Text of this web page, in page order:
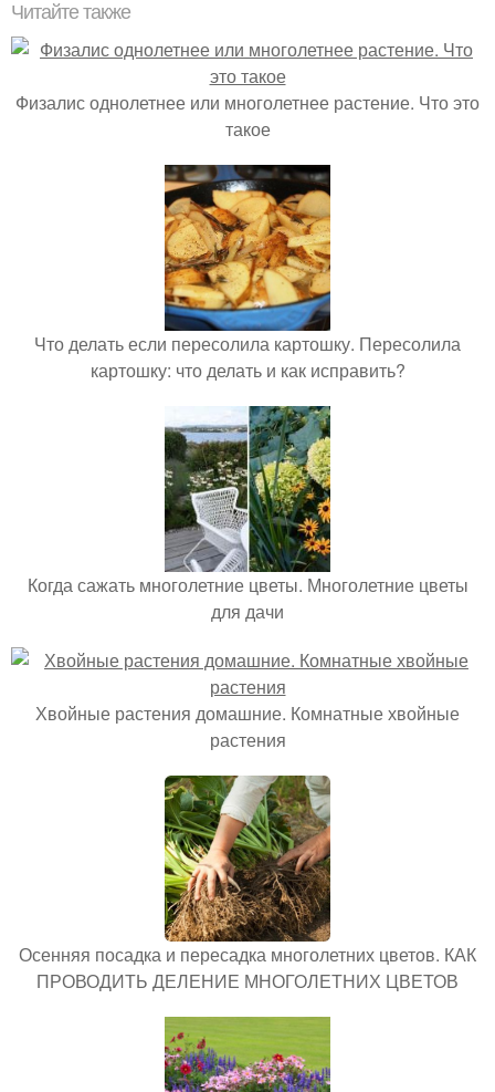
Читайте также
Физалис однолетнее или многолетнее растение. Что это
такое
Что делать если пересолила картошку. Пересолила
картошку: что делать и как исправить?
Когда сажать многолетние цветы. Многолетние цветы
для дачи
Хвойные растения домашние. Комнатные хвойные
растения
Осенняя посадка и пересадка многолетних цветов. КАК
ПРОВОДИТЬ ДЕЛЕНИЕ МНОГОЛЕТНИХ ЦВЕТОВ